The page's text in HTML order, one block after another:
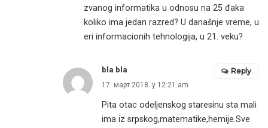
zvanog informatika u odnosu na 25 đaka
koliko ima jedan razred? U današnje vreme, u
eri informacionih tehnologija, u 21. veku?
bla bla
17. март 2018. у 12:21 am
Pita otac odeljenskog staresinu sta mali
ima iz srpskog,matematike,hemije.Sve
Reply